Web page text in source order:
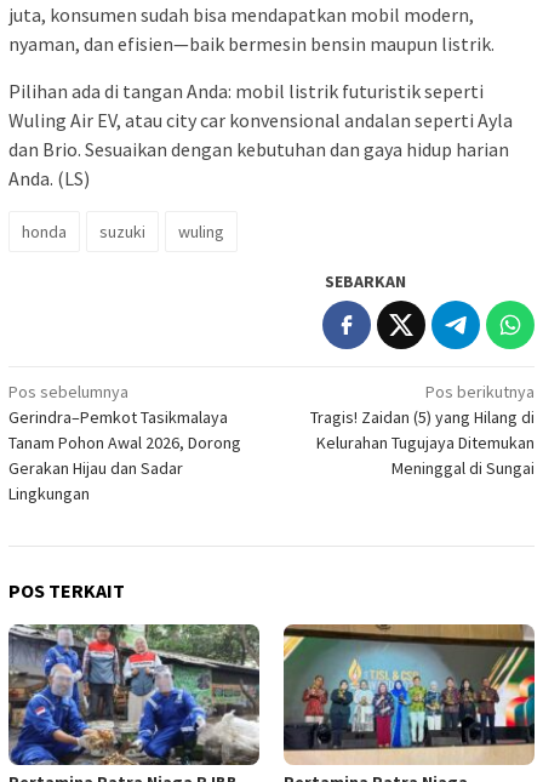
juta, konsumen sudah bisa mendapatkan mobil modern,
nyaman, dan efisien—baik bermesin bensin maupun listrik.
Pilihan ada di tangan Anda: mobil listrik futuristik seperti
Wuling Air EV, atau city car konvensional andalan seperti Ayla
dan Brio. Sesuaikan dengan kebutuhan dan gaya hidup harian
Anda. (LS)
honda suzuki wuling
SEBARKAN
Navigasi
pos
Pos sebelumnya
Gerindra–Pemkot Tasikmalaya
Tanam Pohon Awal 2026, Dorong
Gerakan Hijau dan Sadar
Lingkungan
Pos berikutnya
Tragis! Zaidan (5) yang Hilang di
Kelurahan Tugujaya Ditemukan
Meninggal di Sungai
POS TERKAIT